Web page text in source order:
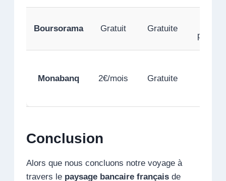
Boursorama Gratuit Gratuite
Monabanq 2€/mois Gratuite
Conclusion
Alors que nous concluons notre voyage à
travers le paysage bancaire français de